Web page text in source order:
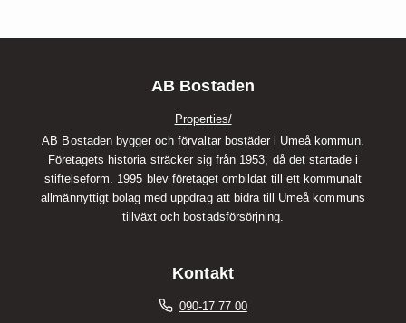
AB Bostaden
Properties/
AB Bostaden bygger och förvaltar bostäder i Umeå kommun.
Företagets historia sträcker sig från 1953, då det startade i
stiftelseform. 1995 blev företaget ombildat till ett kommunalt
allmännyttigt bolag med uppdrag att bidra till Umeå kommuns
tillväxt och bostadsförsörjning.
Kontakt
090-17 77 00